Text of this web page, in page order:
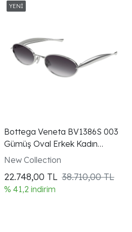
Bottega Veneta BV1386S 003
Gümüş Oval Erkek Kadın
Gözlüğü
New Collection
22.748,00 TL 38.710,00 TL
% 41,2 indirim